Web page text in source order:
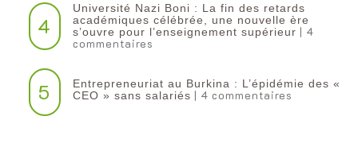
4
Université Nazi Boni : La fin des retards
académiques célébrée, une nouvelle ère
s’ouvre pour l’enseignement supérieur | 4
commentaires
5
Entrepreneuriat au Burkina : L’épidémie des «
CEO » sans salariés | 4 commentaires